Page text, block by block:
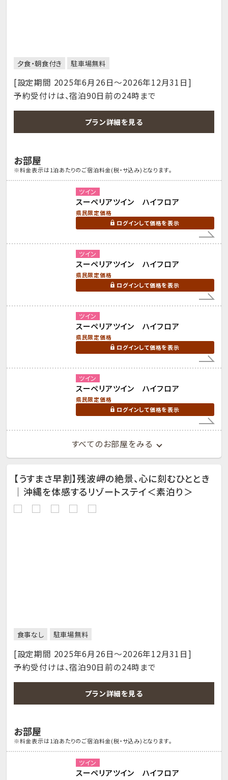
夕食・朝食付き 駐車場無料
[設定期間 2025年6月26日～2026年12月31日]
予約受付けは、宿泊90日前の24時まで
プラン詳細を見る
お部屋
※料金表示は1泊あたりのご宿泊料金(税・サ込み)となります。
ツイン
スーペリアツイン ハイフロア
県民限定価格
ログインして価格を表示
ツイン
スーペリアツイン ハイフロア
県民限定価格
ログインして価格を表示
ツイン
スーペリアツイン ハイフロア
県民限定価格
ログインして価格を表示
ツイン
スーペリアツイン ハイフロア
県民限定価格
ログインして価格を表示
すべてのお部屋をみる
【うすまさ早割】残波岬の絶景、心に刻むひととき
｜沖縄を体感するリゾートステイ＜素泊り＞
食事なし 駐車場無料
[設定期間 2025年6月26日～2026年12月31日]
予約受付けは、宿泊90日前の24時まで
プラン詳細を見る
お部屋
※料金表示は1泊あたりのご宿泊料金(税・サ込み)となります。
ツイン
スーペリアツイン ハイフロア